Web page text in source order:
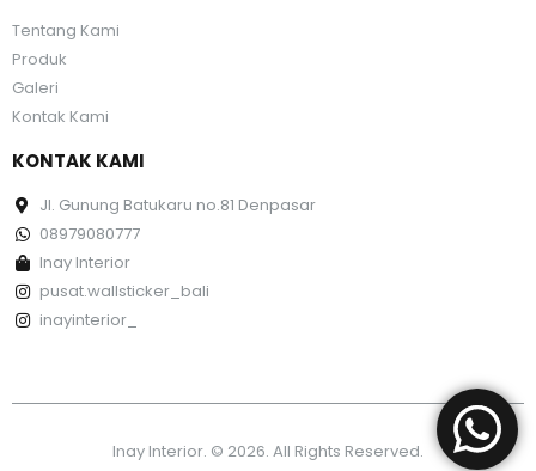
Tentang Kami
Produk
Galeri
Kontak Kami
KONTAK KAMI
Jl. Gunung Batukaru no.81 Denpasar
08979080777
Inay Interior
pusat.wallsticker_bali
inayinterior_
Inay Interior. © 2026. All Rights Reserved.